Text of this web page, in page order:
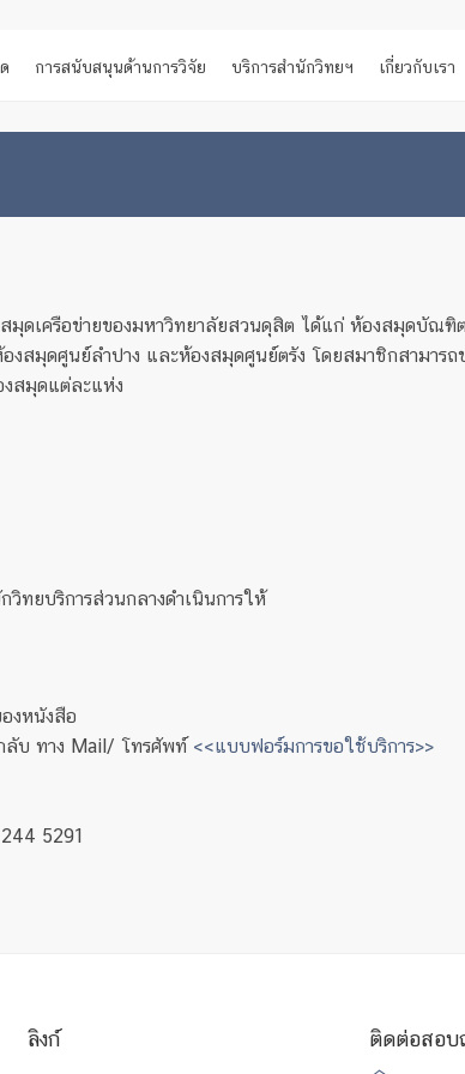
การสนับสนุนด้านการวิจัย บริการสำนักวิทยฯ เกี่ยวกับเรา
ดเครือข่ายของมหาวิทยาลัยสวนดุสิต ได้แก่ ห้องสมุดบัณ
มุดศูนย์ลำปาง และห้องสมุดศูนย์ตรัง โดยสมาชิกสามารถ
งสมุดแต่ละแห่ง
ทยบริการส่วนกลางดำเนินการให้
งหนังสือ
ลับ ทาง Mail/ โทรศัพท์ <<แบบฟอร์มการขอใช้บริการ>>
5291
ลิงก์ ติดต่อสอบ